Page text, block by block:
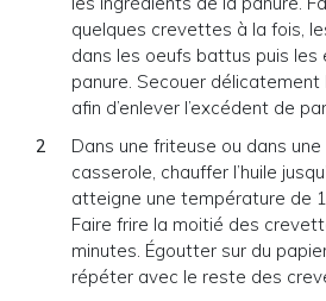
quelques crevettes à la fois,
dans les oeufs battus puis les
panure. Secouer
afin d’enlever l’excédent de
Dans une friteuse ou dans
casserole, chauffer l’huile
atteigne une température de
Faire frire la moitié des
minutes. Égoutter sur du
répéter avec le reste des